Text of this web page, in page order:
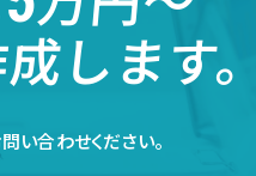
します。
い合わせください。